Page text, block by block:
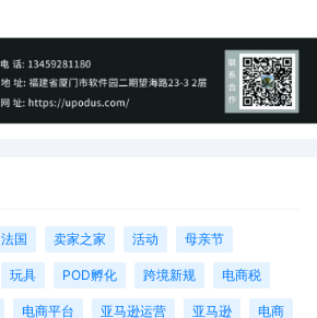
法国 卖家之家 活动 母亲节
玩具 POD孵化 跨境新规 电商税
电商平台 亚马逊运营 亚马逊 电商